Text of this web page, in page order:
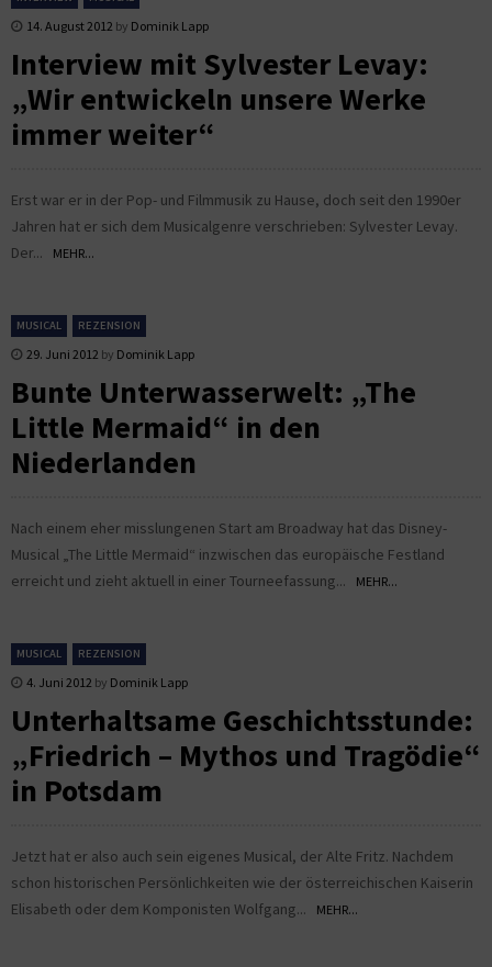
14. August 2012 by Dominik Lapp
Interview mit Sylvester Levay:
„Wir entwickeln unsere Werke
immer weiter“
Erst war er in der Pop- und Filmmusik zu Hause, doch seit den 1990er
Jahren hat er sich dem Musicalgenre verschrieben: Sylvester Levay.
Der...
MEHR...
MUSICAL REZENSION
29. Juni 2012 by Dominik Lapp
Bunte Unterwasserwelt: „The
Little Mermaid“ in den
Niederlanden
Nach einem eher misslungenen Start am Broadway hat das Disney-
Musical „The Little Mermaid“ inzwischen das europäische Festland
erreicht und zieht aktuell in einer Tourneefassung...
MEHR...
MUSICAL REZENSION
4. Juni 2012 by Dominik Lapp
Unterhaltsame Geschichtsstunde:
„Friedrich – Mythos und Tragödie“
in Potsdam
Jetzt hat er also auch sein eigenes Musical, der Alte Fritz. Nachdem
schon historischen Persönlichkeiten wie der österreichischen Kaiserin
Elisabeth oder dem Komponisten Wolfgang...
MEHR...